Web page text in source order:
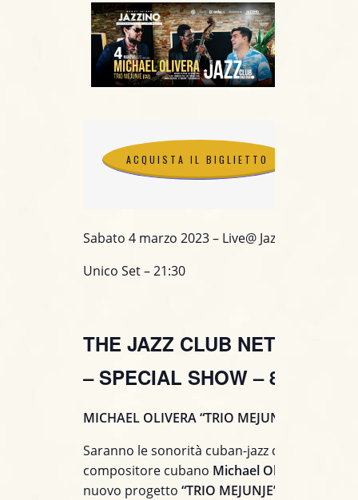
ACQUISTA IL BIGLIETTO
Sabato 4 marzo 2023 – Live@ Jazzino (CA)
Unico Set – 21:30
THE JAZZ CLUB NETWORK
– SPECIAL SHOW –8°
MICHAEL OLIVERA “TRIO MEJUNJE”
Saranno le sonorità cuban-jazz del batterista
compositore cubano Michael Olivera
nuovo progetto “TRIO MEJUNJE”